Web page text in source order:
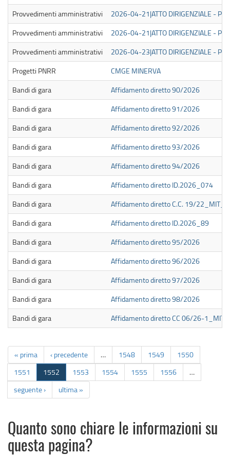
Provvedimenti amministrativi
2026-04-21|ATTO DIRIGENZIALE -
Provvedimenti amministrativi
2026-04-21|ATTO DIRIGENZIALE -
Provvedimenti amministrativi
2026-04-23|ATTO DIRIGENZIALE -
Progetti PNRR
CMGE MINERVA
Bandi di gara
Affidamento diretto 90/2026
Bandi di gara
Affidamento diretto 91/2026
Bandi di gara
Affidamento diretto 92/2026
Bandi di gara
Affidamento diretto 93/2026
Bandi di gara
Affidamento diretto 94/2026
Bandi di gara
Affidamento diretto ID.2026_074
Bandi di gara
Affidamento diretto C.C. 19/22_MIT_9
Bandi di gara
Affidamento diretto ID.2026_89
Bandi di gara
Affidamento diretto 95/2026
Bandi di gara
Affidamento diretto 96/2026
Bandi di gara
Affidamento diretto 97/2026
Bandi di gara
Affidamento diretto 98/2026
Bandi di gara
Affidamento diretto CC 06/26-1_MIT
« prima ‹ precedente … 1548 1549
1550
1551
1552 1553 1554 1555 1556
…
seguente ›
ultima »
Quanto sono chiare le informazioni su
questa pagina?